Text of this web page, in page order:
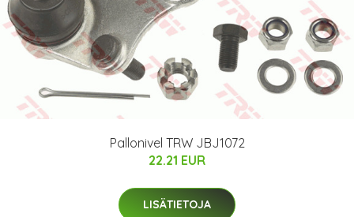
Pallonivel TRW JBJ1072
22.21 EUR
LISÄTIETOJA